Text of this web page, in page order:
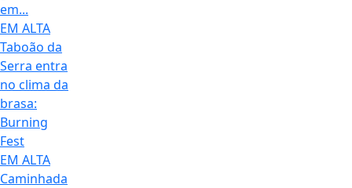
em...
EM ALTA
Taboão da
Serra entra
no clima da
brasa:
Burning
Fest
EM ALTA
Caminhada